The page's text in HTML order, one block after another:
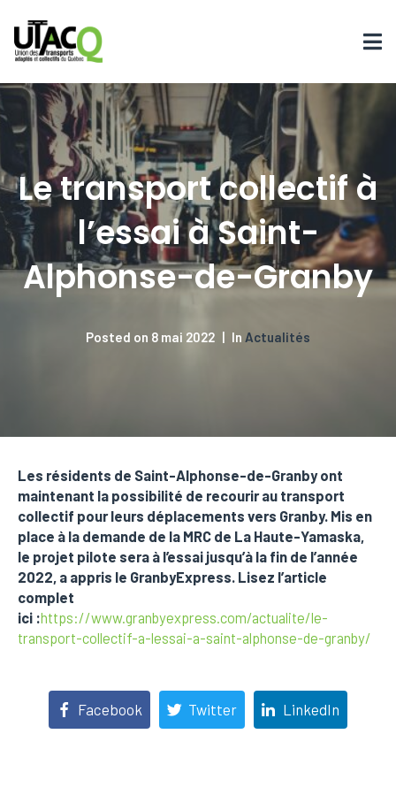
Le transport collectif à
l’essai à Saint-
Alphonse-de-Granby
Posted on 8 mai 2022 In Actualités
Les résidents de Saint-Alphonse-de-Granby ont
maintenant la possibilité de recourir au transport
collectif pour leurs déplacements vers Granby. Mis en
place à la demande de la MRC de La Haute-Yamaska,
le projet pilote sera à l’essai jusqu’à la fin de l’année
2022, a appris le GranbyExpress. Lisez l’article
complet
ici :https://www.granbyexpress.com/actualite/le-
transport-collectif-a-lessai-a-saint-alphonse-de-granby/
Facebook Twitter LinkedIn